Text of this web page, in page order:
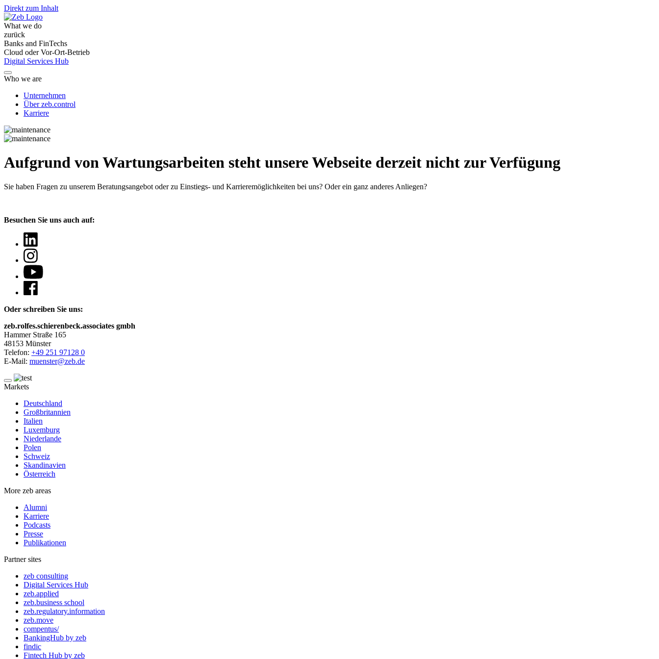
Direkt zum Inhalt
What we do
zurück
Banks and FinTechs
Cloud oder Vor-Ort-Betrieb
Digital Services Hub
Who we are
Unternehmen
Über zeb.control
Karriere
Aufgrund von Wartungsarbeiten steht unsere Webseite derzeit nicht zur Verfügung
Sie haben Fragen zu unserem Beratungsangebot oder zu Einstiegs- und Karrieremöglichkeiten bei uns? Oder ein ganz anderes Anliegen?
Besuchen Sie uns auch auf:
Oder schreiben Sie uns:
zeb.rolfes.schierenbeck.associates gmbh
Hammer Straße 165
48153 Münster
Telefon: +49 251 97128 0
E-Mail: muenster@zeb.de
Markets
Deutschland
Großbritannien
Italien
Luxemburg
Niederlande
Polen
Schweiz
Skandinavien
Österreich
More zeb areas
Alumni
Karriere
Podcasts
Presse
Publikationen
Partner sites
zeb consulting
Digital Services Hub
zeb.applied
zeb.business school
zeb.regulatory.information
zeb.move
compentus/
BankingHub by zeb
findic
Fintech Hub by zeb